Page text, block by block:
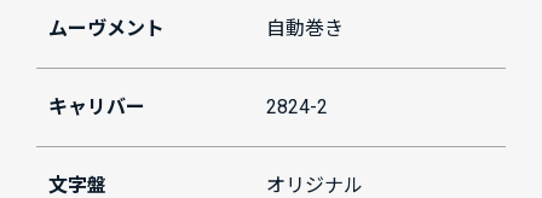
ムーヴメント 自動巻き
キャリバー 2824-2
文字盤 オリジナル